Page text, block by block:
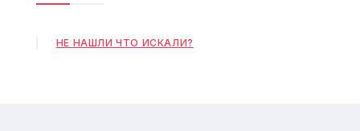
НЕ НАШЛИ ЧТО ИСКАЛИ?